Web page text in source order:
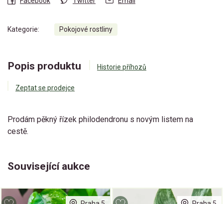
Kategorie: Pokojové rostliny
Popis produktu Historie příhozů
Zeptat se prodejce
Prodám pěkný řízek philodendronu s novým listem na
cestě.
Související aukce